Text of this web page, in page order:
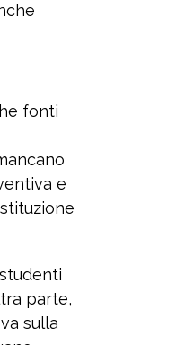
fonti
e
parte,
sulla